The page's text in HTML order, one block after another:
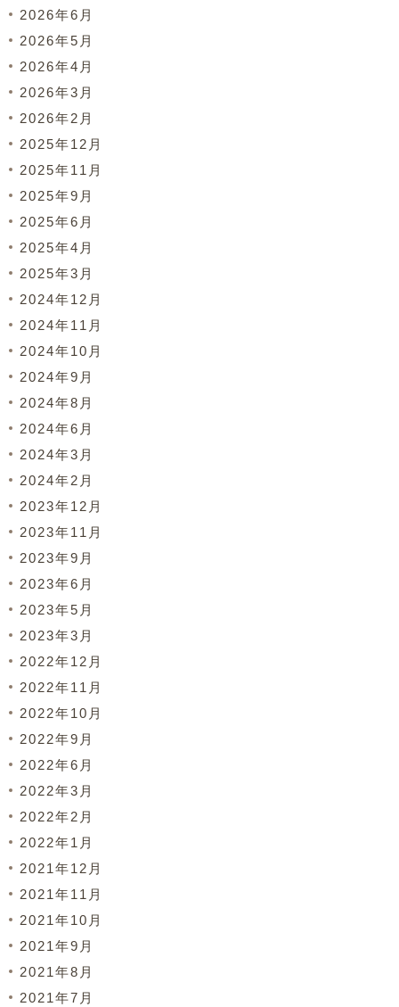
2026年6月
2026年5月
2026年4月
2026年3月
2026年2月
2025年12月
2025年11月
2025年9月
2025年6月
2025年4月
2025年3月
2024年12月
2024年11月
2024年10月
2024年9月
2024年8月
2024年6月
2024年3月
2024年2月
2023年12月
2023年11月
2023年9月
2023年6月
2023年5月
2023年3月
2022年12月
2022年11月
2022年10月
2022年9月
2022年6月
2022年3月
2022年2月
2022年1月
2021年12月
2021年11月
2021年10月
2021年9月
2021年8月
2021年7月